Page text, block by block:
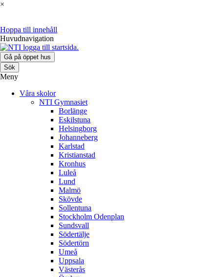
×
Hoppa till innehåll
Huvudnavigation
Gå på öppet hus
Sök
Meny
Våra skolor
NTI Gymnasiet
Borlänge
Eskilstuna
Helsingborg
Johanneberg
Karlstad
Kristianstad
Kronhus
Luleå
Lund
Malmö
Skövde
Sollentuna
Stockholm Odenplan
Sundsvall
Södertälje
Södertörn
Umeå
Uppsala
Västerås